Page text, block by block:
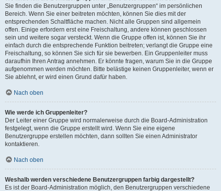
Sie finden die Benutzergruppen unter „Benutzergruppen“ im persönlichen
Bereich. Wenn Sie einer beitreten möchten, können Sie dies mit der
entsprechenden Schaltfläche machen. Nicht alle Gruppen sind allgemein
offen. Einige erfordern erst eine Freischaltung, andere können geschlossen
sein und weitere sogar versteckt. Wenn die Gruppe offen ist, können Sie ihr
einfach durch die entsprechende Funktion beitreten; verlangt die Gruppe eine
Freischaltung, so können Sie sich für sie bewerben. Ein Gruppenleiter muss
daraufhin Ihren Antrag annehmen. Er könnte fragen, warum Sie in die Gruppe
aufgenommen werden möchten. Bitte belästige keinen Gruppenleiter, wenn er
Sie ablehnt, er wird einen Grund dafür haben.
Nach oben
Wie werde ich Gruppenleiter?
Der Leiter einer Gruppe wird normalerweise durch die Board-Administration
festgelegt, wenn die Gruppe erstellt wird. Wenn Sie eine eigene
Benutzergruppe erstellen möchten, dann sollten Sie einen Administrator
kontaktieren.
Nach oben
Weshalb werden verschiedene Benutzergruppen farbig dargestellt?
Es ist der Board-Administration möglich, den Benutzergruppen verschiedene